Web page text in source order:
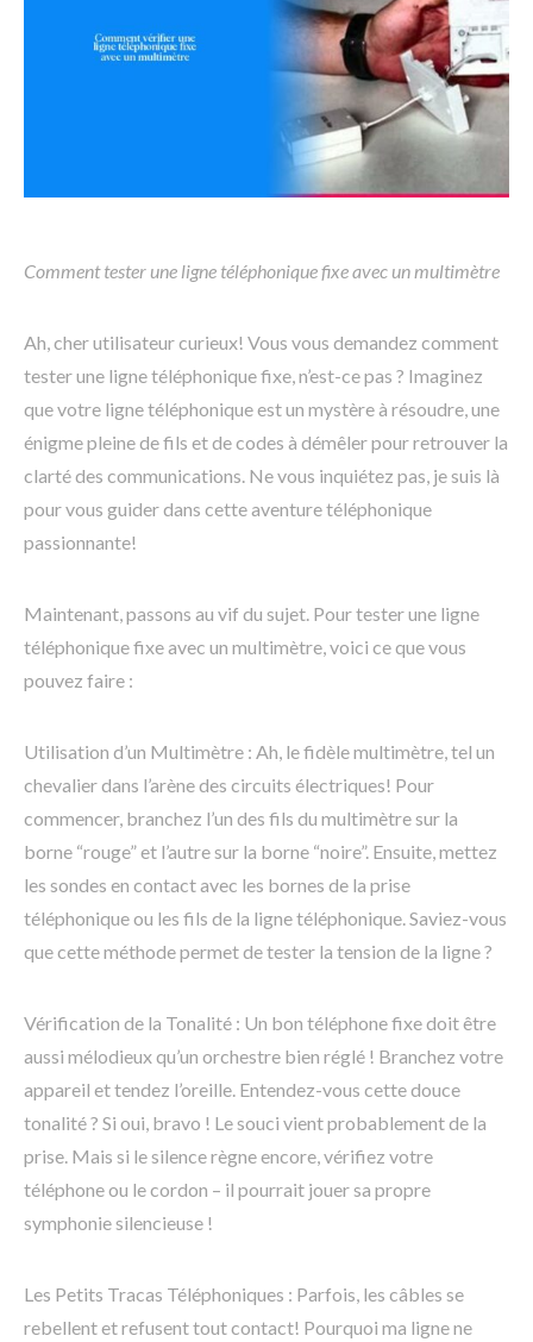
Comment tester une ligne téléphonique fixe avec un multimètre
Ah, cher utilisateur curieux! Vous vous demandez comment
tester une ligne téléphonique fixe, n’est-ce pas ? Imaginez
que votre ligne téléphonique est un mystère à résoudre, une
énigme pleine de fils et de codes à démêler pour retrouver la
clarté des communications. Ne vous inquiétez pas, je suis là
pour vous guider dans cette aventure téléphonique
passionnante!
Maintenant, passons au vif du sujet. Pour tester une ligne
téléphonique fixe avec un multimètre, voici ce que vous
pouvez faire :
Utilisation d’un Multimètre : Ah, le fidèle multimètre, tel un
chevalier dans l’arène des circuits électriques! Pour
commencer, branchez l’un des fils du multimètre sur la
borne “rouge” et l’autre sur la borne “noire”. Ensuite, mettez
les sondes en contact avec les bornes de la prise
téléphonique ou les fils de la ligne téléphonique. Saviez-vous
que cette méthode permet de tester la tension de la ligne ?
Vérification de la Tonalité : Un bon téléphone fixe doit être
aussi mélodieux qu’un orchestre bien réglé ! Branchez votre
appareil et tendez l’oreille. Entendez-vous cette douce
tonalité ? Si oui, bravo ! Le souci vient probablement de la
prise. Mais si le silence règne encore, vérifiez votre
téléphone ou le cordon – il pourrait jouer sa propre
symphonie silencieuse !
Les Petits Tracas Téléphoniques : Parfois, les câbles se
rebellent et refusent tout contact! Pourquoi ma ligne ne